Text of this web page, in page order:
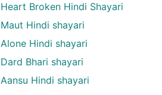
Heart Broken Hindi Shayari
Maut Hindi shayari
Alone Hindi shayari
Dard Bhari shayari
Aansu Hindi shayari